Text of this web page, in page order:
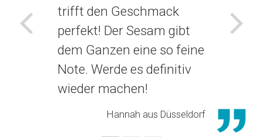
trifft den Geschmack
perfekt! Der Sesam gibt
dem Ganzen eine so feine
Note. Werde es definitiv
wieder machen!
Hannah aus Düsseldorf
Voriges